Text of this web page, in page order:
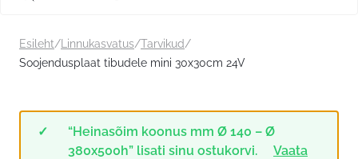
Esileht/ Linnukasvatus/Tarvikud/
Soojendusplaat tibudele mini 30x30cm 24V
“Heinasõim koonus mm Ø 140 – Ø
380x500h” lisati sinu ostukorvi.
Vaata